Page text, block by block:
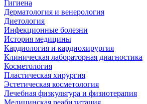
Гигиена
Дерматология и венерология
Диетология
Инфекционные болезни
История медицины
Кардиология и кардиохирургия
Клиническая лабораторная диагностика
Косметология
Пластическая хирургия
Эстетическая косметология
Лечебная физкультура и физиотерапия
Медицинская реабилитация